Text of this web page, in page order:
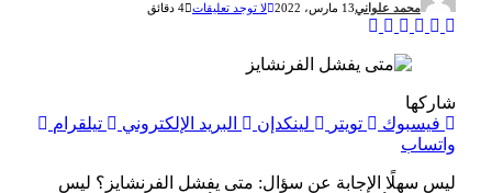
محمد علواني13 مارس، 2022 لا توجد تعليقات 4 دقائق
شاركها
فيسبوك
تويتر لينكدإن البريد الإلكتروني
تيلقرام
واتساب
ليس سهلًا الإجابة عن سؤال: متى يفشل الفرنشايز؟ ليس